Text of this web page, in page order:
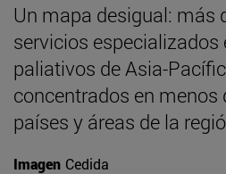
Un mapa desigual: más
servicios especializados
paliativos de Asia-
concentrados en menos
países y áreas de la
Imagen Cedida